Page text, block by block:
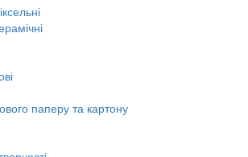
паперу та картону